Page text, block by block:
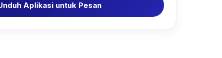
Aplikasi untuk Pesan